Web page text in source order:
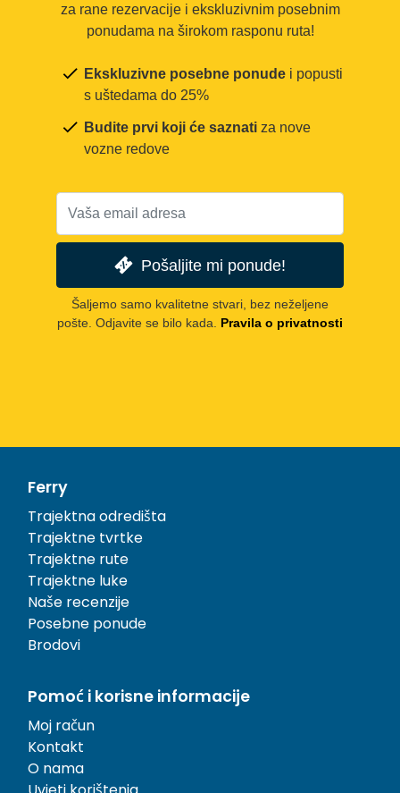
za rane rezervacije i ekskluzivnim posebnim
ponudama na širokom rasponu ruta!
Ekskluzivne posebne ponude i popusti
s uštedama do 25%
Budite prvi koji će saznati za nove
vozne redove
Pošaljite mi ponude!
Šaljemo samo kvalitetne stvari, bez neželjene
pošte. Odjavite se bilo kada. Pravila o privatnosti
Ferry
Trajektna odredišta
Trajektne tvrtke
Trajektne rute
Trajektne luke
Naše recenzije
Posebne ponude
Brodovi
Pomoć i korisne informacije
Moj račun
Kontakt
O nama